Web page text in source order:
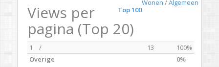
Wonen /Algemeen
Top 100
Views per
pagina (Top 20)
1 / 13
100%
Overige
0%